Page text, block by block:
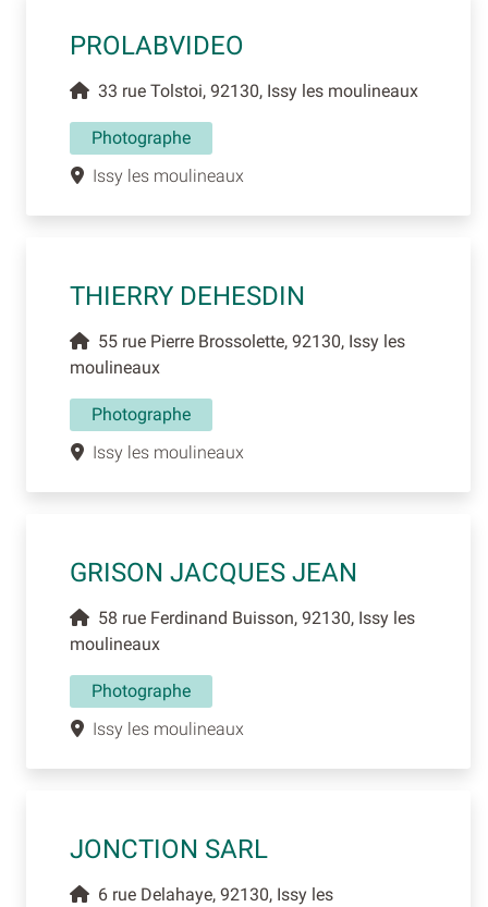
PROLABVIDEO
33 rue Tolstoi, 92130, Issy les moulineaux
Photographe
Issy les moulineaux
THIERRY DEHESDIN
55 rue Pierre Brossolette, 92130, Issy les
moulineaux
Photographe
Issy les moulineaux
GRISON JACQUES JEAN
58 rue Ferdinand Buisson, 92130, Issy les
moulineaux
Photographe
Issy les moulineaux
JONCTION SARL
6 rue Delahaye, 92130, Issy les